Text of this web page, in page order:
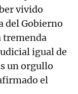
vivido
del Gobierno
tremenda
igual de
un orgullo
el